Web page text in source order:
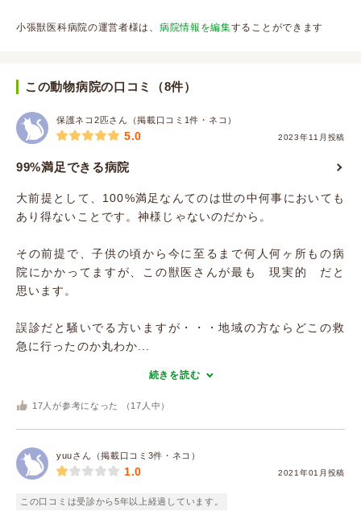
小張獣医科病院の運営者様は、 病院情報を編集することができます
この動物病院の口コミ（8件）
保護ネコ2匹さん（掲載口コミ1件・ネコ）
2023年11月投稿
5.0
99%満足できる病院
大前提として、100%満足なんてのは世の中何事においても
あり得ないことです。神様じゃないのだから。
その前提で、子供の頃から今に至るまで何人何ヶ所もの病
院にかかってますが、この獣医さんが最も 現実的 だと
思います。
誤診だと騒いでる方いますが・・・地域の方ならどこの救
急に行ったのか丸わか...
続きを読む
17 人が参考になった （ 17 人中）
yuuさん（掲載口コミ3件・ネコ）
2021年01月投稿
1.0
この口コミは受診から5年以上経過しています。